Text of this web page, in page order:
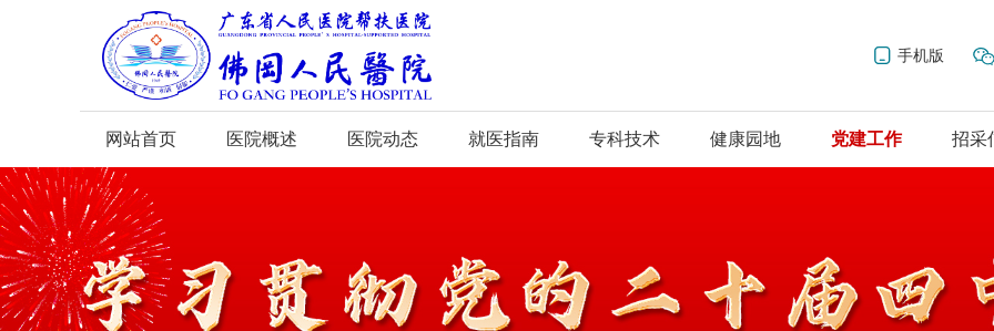
手机版
网站首页 医院概述 医院动态 就医指南 专科技术 健康园地 党建工作 招采